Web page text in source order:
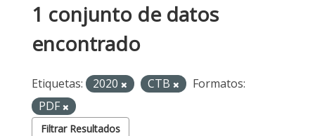
1 conjunto de datos
encontrado
Etiquetas: 2020 CTB
Formatos:
PDF
Filtrar Resultados